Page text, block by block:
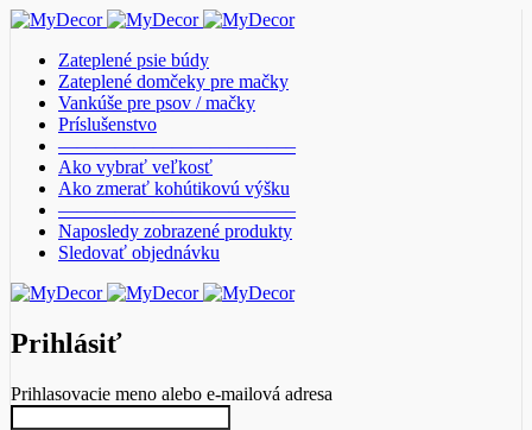
Zateplené psie búdy
Zateplené domčeky pre mačky
Vankúše pre psov / mačky
Príslušenstvo
————————————–
Ako vybrať veľkosť
Ako zmerať kohútikovú výšku
————————————–
Naposledy zobrazené produkty
Sledovať objednávku
Prihlásiť
Prihlasovacie meno alebo e-mailová adresa